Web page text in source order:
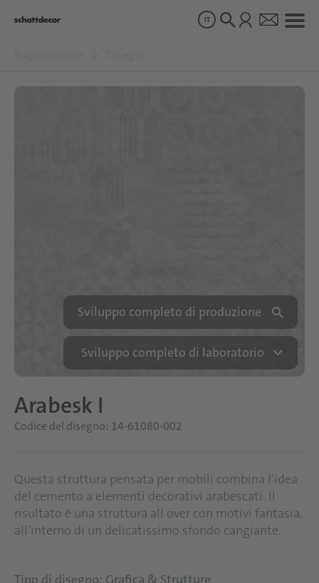
IT
Sviluppo completo di produzione
Sviluppo completo di laboratorio
Arabesk I
Codice del disegno: 14-61080-002
Questa struttura pensata per mobili combina l’idea
del cemento a elementi decorativi arabescati. Il
risultato è una struttura all over con motivi fantasia,
all’interno di un delicatissimo sfondo cangiante.
Tipo di disegno: Grafica & Strutture